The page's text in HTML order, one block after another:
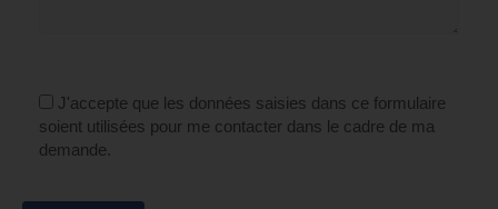
J'accepte que les données saisies dans ce formulaire
soient utilisées pour me contacter dans le cadre de ma
demande.